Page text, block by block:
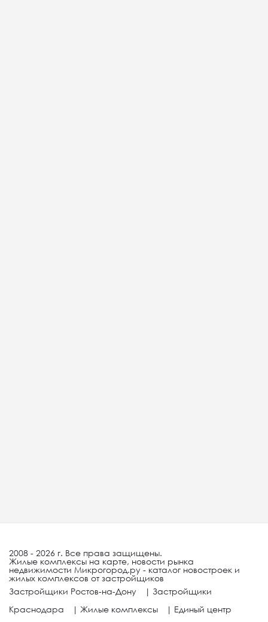
2008 - 2026 г. Все права защищены.
Жилые комплексы на карте, новости рынка
недвижимости Микрогород.ру - каталог новостроек и
жилых комплексов от застройщиков
Застройщики Ростов-на-Дону
| Застройщики
Краснодара
| Жилые комплексы | Единый центр